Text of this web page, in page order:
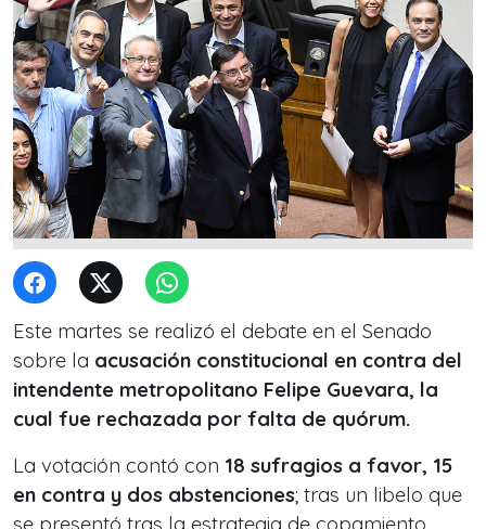
Este martes se realizó el debate en el Senado
sobre la acusación constitucional en contra del
intendente metropolitano Felipe Guevara, la
cual fue rechazada por falta de quórum.
La votación contó con 18 sufragios a favor, 15
en contra y dos abstenciones; tras un libelo que